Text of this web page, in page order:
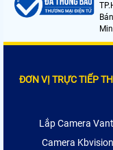
ĐƠN VỊ TRỰC TIẾP
Lắp Camera
Camera